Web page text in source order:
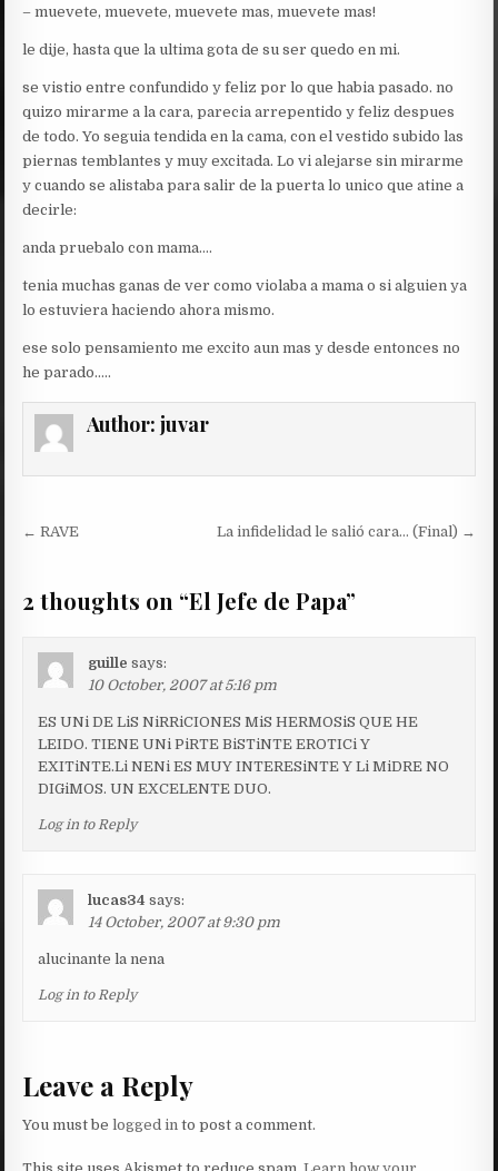
– muevete, muevete, muevete mas, muevete mas!
le dije, hasta que la ultima gota de su ser quedo en mi.
se vistio entre confundido y feliz por lo que habia pasado. no
quizo mirarme a la cara, parecia arrepentido y feliz despues
de todo. Yo seguia tendida en la cama, con el vestido subido las
piernas temblantes y muy excitada. Lo vi alejarse sin mirarme
y cuando se alistaba para salir de la puerta lo unico que atine a
decirle:
anda pruebalo con mama….
tenia muchas ganas de ver como violaba a mama o si alguien ya
lo estuviera haciendo ahora mismo.
ese solo pensamiento me excito aun mas y desde entonces no
he parado…..
Author: juvar
Post
← RAVE La infidelidad le salió cara… (Final) →
2 thoughts on “El Jefe de Papa”
guille says:
10 October, 2007 at 5:16 pm
ES UNi DE LiS NiRRiCIONES MiS HERMOSiS QUE HE
LEIDO. TIENE UNi PiRTE BiSTiNTE EROTICi Y
EXITiNTE.Li NENi ES MUY INTERESiNTE Y Li MiDRE NO
DIGiMOS. UN EXCELENTE DUO.
Log in to Reply
lucas34 says:
14 October, 2007 at 9:30 pm
alucinante la nena
Log in to Reply
Leave a Reply
You must belogged in to post a comment.